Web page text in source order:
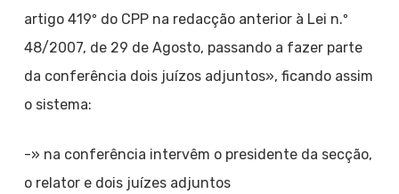
artigo 419º do CPP na redacção anterior à Lei n.º
48/2007, de 29 de Agosto, passando a fazer parte
da conferência dois juízos adjuntos», ficando assim
o sistema:
-» na conferência intervêm o presidente da secção,
o relator e dois juízes adjuntos